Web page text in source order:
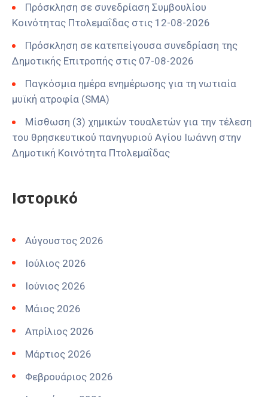
Πρόσκληση σε συνεδρίαση Συμβουλίου
Κοινότητας Πτολεμαΐδας στις 12-08-2026
Πρόσκληση σε κατεπείγουσα συνεδρίαση της
Δημοτικής Επιτροπής στις 07-08-2026
Παγκόσμια ημέρα ενημέρωσης για τη νωτιαία
μυϊκή ατροφία (SMA)
Μίσθωση (3) χημικών τουαλετών για την τέλεση
του θρησκευτικού πανηγυριού Αγίου Ιωάννη στην
Δημοτική Κοινότητα Πτολεμαΐδας
Ιστορικό
Αύγουστος 2026
Ιούλιος 2026
Ιούνιος 2026
Μάιος 2026
Απρίλιος 2026
Μάρτιος 2026
Φεβρουάριος 2026